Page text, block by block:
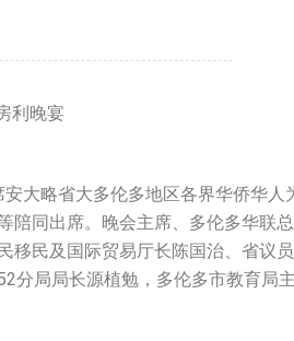
利晚宴
大略省大多伦多地区各界华侨华人
陪同出席。晚会主席、多伦多华联
移民及国际贸易厅长陈国治、省议
分局局长源植勉，多伦多市教育局